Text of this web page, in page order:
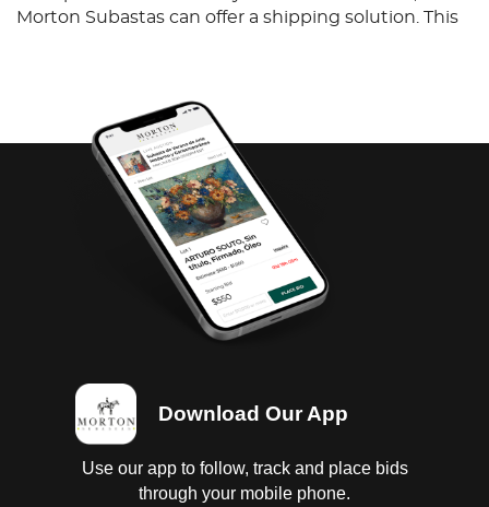
Morton Subastas can offer a shipping solution. This
Download Our App
Use our app to follow, track and place bids
through your mobile phone.